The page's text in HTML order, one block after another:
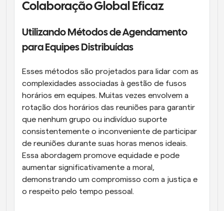
Colaboração Global Eficaz
Utilizando Métodos de Agendamento
para Equipes Distribuídas
Esses métodos são projetados para lidar com as
complexidades associadas à gestão de fusos
horários em equipes. Muitas vezes envolvem a
rotação dos horários das reuniões para garantir
que nenhum grupo ou indivíduo suporte
consistentemente o inconveniente de participar
de reuniões durante suas horas menos ideais.
Essa abordagem promove equidade e pode
aumentar significativamente a moral,
demonstrando um compromisso com a justiça e
o respeito pelo tempo pessoal.